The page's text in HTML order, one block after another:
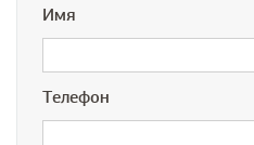
Имя
Телефон